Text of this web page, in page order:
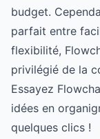
budget.
parfait entre
flexibilité,
privilégié de la
Essayez
idées en
quelques clics !